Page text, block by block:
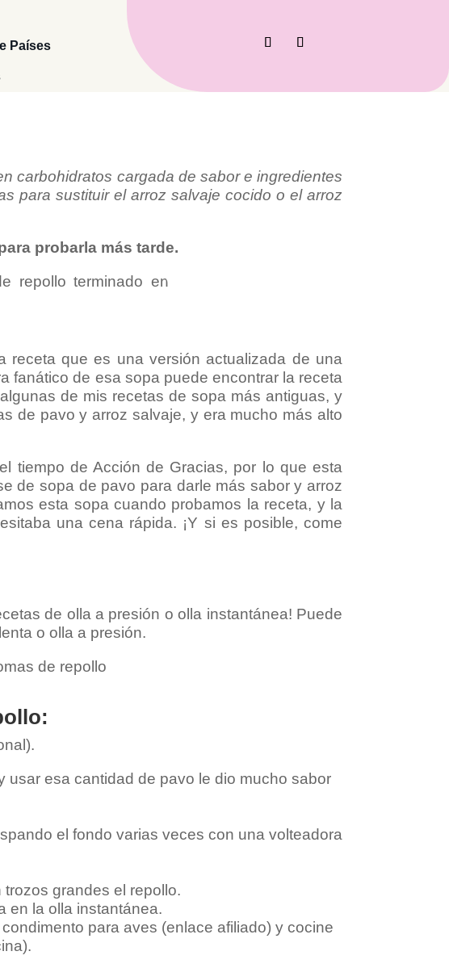
Países
carbohidratos cargada de sabor e ingredientes
para sustituir el arroz salvaje cocido o el arroz
probarla más tarde.
receta que es una versión actualizada de una
fanático de esa sopa puede encontrar la receta
de mis recetas de sopa más antiguas, y
de pavo y arroz salvaje, y era mucho más alto
tiempo de Acción de Gracias, por lo que esta
de sopa de pavo para darle más sabor y arroz
esta sopa cuando probamos la receta, y la
una cena rápida. ¡Y si es posible, come
de olla a presión o olla instantánea! Puede
o olla a presión.
usar esa cantidad de pavo le dio mucho sabor
el fondo varias veces con una volteadora
grandes el repollo.
en la olla instantánea.
para aves (enlace afiliado) y cocine